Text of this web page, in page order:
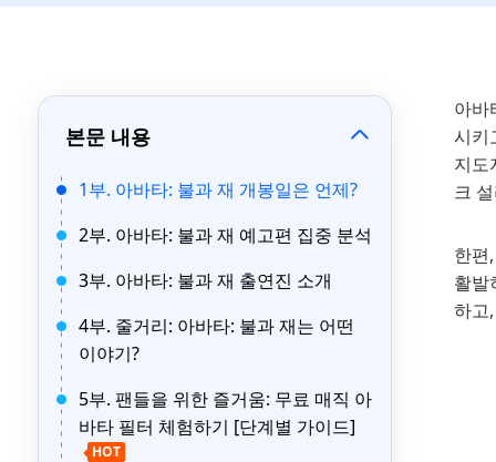
본문 내용
1부. 아바타: 불과 재 개봉일은 언제?
2부. 아바타: 불과 재 예고편 집중 분석
3부. 아바타: 불과 재 출연진 소개
4부. 줄거리: 아바타: 불과 재는 어떤
이야기?
5부. 팬들을 위한 즐거움: 무료 매직 아
바타 필터 체험하기 [단계별 가이드]
HOT
아바
시키
지도
크
한편
활발
하고